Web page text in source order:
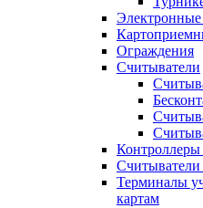
Ограждения
Считыватели
Контроллеры
Считыватели
Терминалы
картам